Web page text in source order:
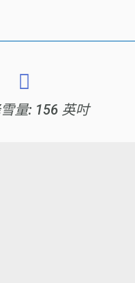
量: 156 英吋